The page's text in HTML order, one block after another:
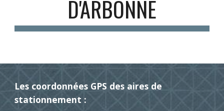
D'ARBONNE
Les coordonnées GPS des aires de
stationnement :